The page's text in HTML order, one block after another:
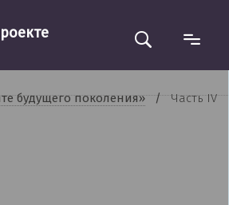
будущего поколения»/Часть IV